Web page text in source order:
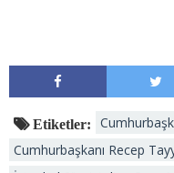
Etiketler:
Cumhurbaşkanı Recep